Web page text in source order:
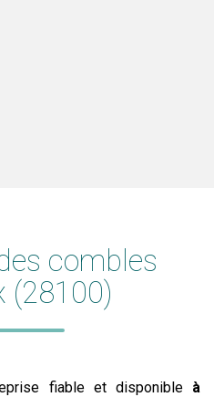
combles
(28100)
fiable et disponible à